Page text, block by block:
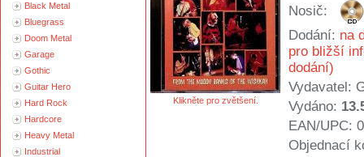
Black Metal
Bluegrass
Doom Metal
Garage
Gothic
Guitar Hero
Hard Rock
Hardcore
Heavy Metal
Industrial
Klikněte pro zvětšení.
Nosič:
Dodání: na
pro bližší
dodání)
Vydavatel:
Vydáno:
EAN/UPC:
Objednací